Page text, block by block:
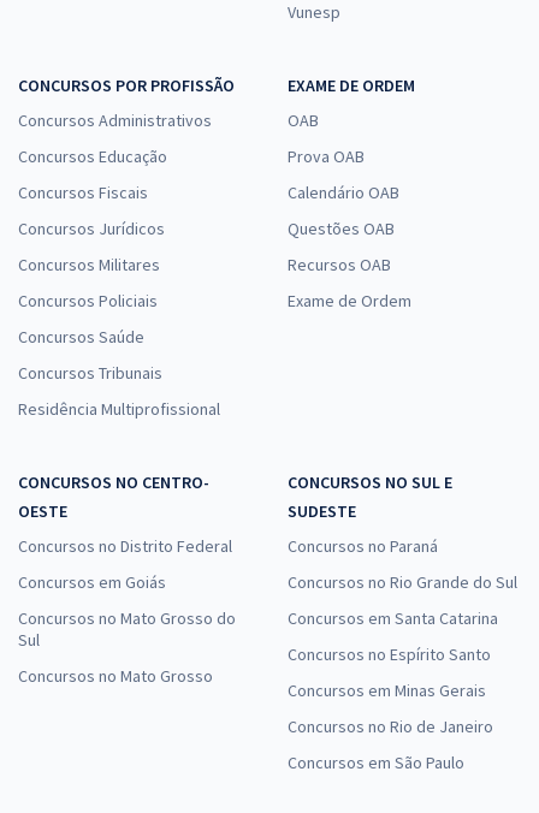
Vunesp
CONCURSOS POR PROFISSÃO
Concursos Administrativos
Concursos Educação
Concursos Fiscais
Concursos Jurídicos
Concursos Militares
Concursos Policiais
Concursos Saúde
Concursos Tribunais
Residência Multiprofissional
EXAME DE ORDEM
OAB
Prova OAB
Calendário OAB
Questões OAB
Recursos OAB
Exame de Ordem
CONCURSOS NO CENTRO-
OESTE
Concursos no Distrito Federal
Concursos em Goiás
Concursos no Mato Grosso do
Sul
Concursos no Mato Grosso
CONCURSOS NO SUL E
SUDESTE
Concursos no Paraná
Concursos no Rio Grande do Sul
Concursos em Santa Catarina
Concursos no Espírito Santo
Concursos em Minas Gerais
Concursos no Rio de Janeiro
Concursos em São Paulo